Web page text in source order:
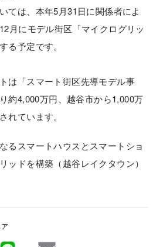
ては、本年5月31日に関係者によ
月にモデル街区「マイクログリッ
る予定です。
は「スマート街区先導モデル事
約4,000万円、越谷市から1,000万
れています。
るスマートハウスとスマートショ
ッドを構築（越谷レイクタウン）